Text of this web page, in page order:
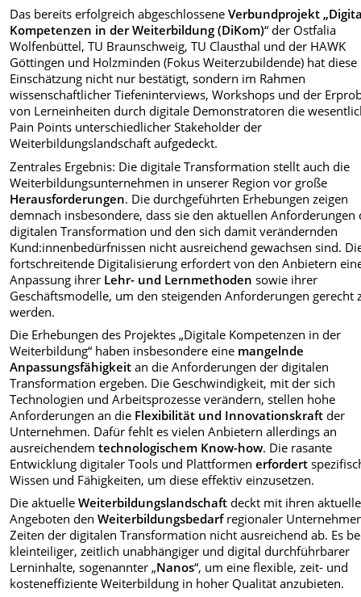
Das bereits erfolgreich abgeschlosseneVerbundprojekt
Kompetenzen in der Weiterbildung (DiKom)“ der Ostfalia
Wolfenbüttel, TU Braunschweig, TU Clausthal und der HAWK
Göttingen und Holzminden (Fokus Weiterzubildende) hat diese
Einschätzung nicht nur bestätigt, sondern im Rahmen
wissenschaftlicher Tiefeninterviews, Workshops und der
von Lerneinheiten durch digitale Demonstratoren die
Pain Points unterschiedlicher Stakeholder der
Weiterbildungslandschaft aufgedeckt.
Zentrales Ergebnis: Die digitale Transformation stellt auch die
Weiterbildungsunternehmen in unserer Region vor große
Herausforderungen. Die durchgeführten Erhebungen zeigen
demnach insbesondere, dass sie den aktuellen Anforderungen
digitalen Transformation und den sich damit verändernden
Kund:innenbedürfnissen nicht ausreichend gewachsen sind.
fortschreitende Digitalisierung erfordert von den Anbietern
Anpassung ihrer Lehr- und Lernmethoden sowie ihrer
Geschäftsmodelle, um den steigenden Anforderungen gerecht
werden.
Die Erhebungen des Projektes „Digitale Kompetenzen in der
Weiterbildung“ haben insbesondere eine mangelnde
Anpassungsfähigkeit an die Anforderungen der digitalen
Transformation ergeben. Die Geschwindigkeit, mit der sich
Technologien und Arbeitsprozesse verändern, stellen hohe
Anforderungen an die Flexibilität und Innovationskraft der
Unternehmen. Dafür fehlt es vielen Anbietern allerdings an
ausreichendemtechnologischem Know-how. Die rasante
Entwicklung digitaler Tools und Plattformenerfordert
Wissen und Fähigkeiten, um diese effektiv einzusetzen.
Die aktuelleWeiterbildungslandschaft deckt mit ihren
Angeboten denWeiterbildungsbedarfregionaler
Zeiten der digitalen Transformation nicht ausreichend ab. Es
kleinteiliger, zeitlich unabhängiger und digital durchführbarer
Lerninhalte, sogenannter „Nanos“, um eine flexible, zeit- und
kosteneffiziente Weiterbildung in hoher Qualität anzubieten.